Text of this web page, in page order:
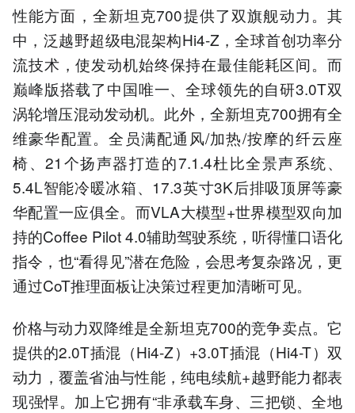
性能方面，全新坦克700提供了双旗舰动力。其
中，泛越野超级电混架构Hi4-Z，全球首创功率分
流技术，使发动机始终保持在最佳能耗区间。而
巅峰版搭载了中国唯一、全球领先的自研3.0T双
涡轮增压混动发动机。此外，全新坦克700拥有全
维豪华配置。全员满配通风/加热/按摩的纤云座
椅、21个扬声器打造的7.1.4杜比全景声系统、
5.4L智能冷暖冰箱、17.3英寸3K后排吸顶屏等豪
华配置一应俱全。而VLA大模型+世界模型双向加
持的Coffee Pilot 4.0辅助驾驶系统，听得懂口语化
指令，也“看得见”潜在危险，会思考复杂路况，更
通过CoT推理面板让决策过程更加清晰可见。
价格与动力双降维是全新坦克700的竞争卖点。它
提供的2.0T插混（Hi4-Z）+3.0T插混（Hi4-T）双
动力，覆盖省油与性能，纯电续航+越野能力都表
现强悍。加上它拥有“非承载车身、三把锁、全地